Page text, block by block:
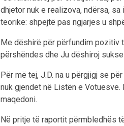
dhjetor nuk e realizova, ndërsa,
teorike: shpejtë pas ngjarjes u
Me dëshirë për përfundim pozitiv
përshëndes dhe Ju dëshiroj
Për më tej, J.D. na u përgjigj se
nuk gjendet në Listën e Votuesve.
maqedoni.
Në pritje të raportit përmbledhës